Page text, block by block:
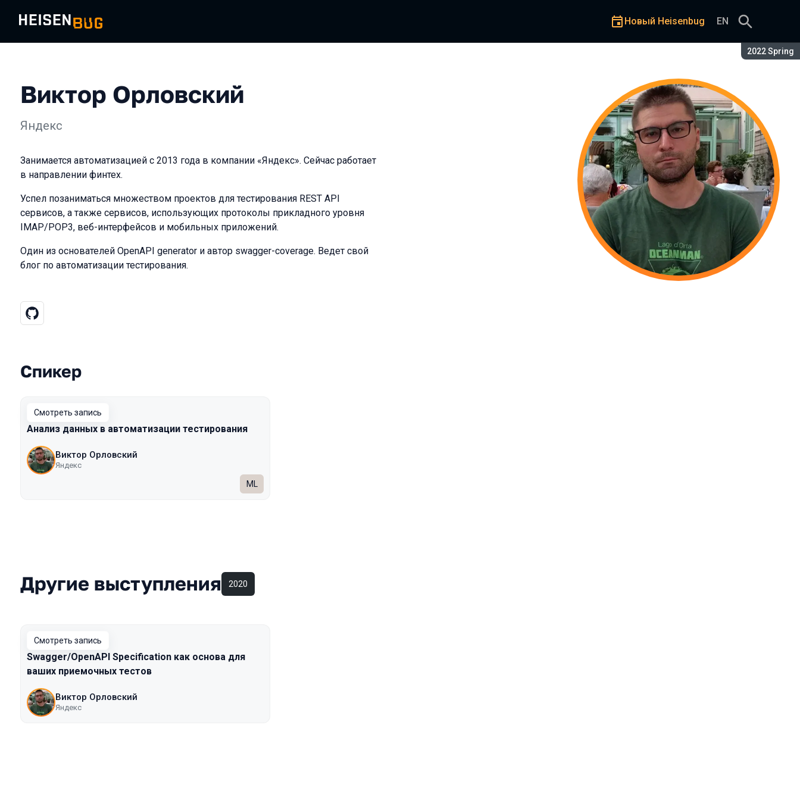
Сезон:
2022 Spring
Новый Heisenbug EN
Виктор Орловский
Яндекс
Занимается автоматизацией с 2013 года в компании «Яндекс». Сейчас работает
в направлении финтех.
Успел позаниматься множеством проектов для тестирования REST API
сервисов, а также сервисов, использующих протоколы прикладного уровня
IMAP/POP3, веб-интерфейсов и мобильных приложений.
Один из основателей OpenAPI generator и автор swagger-coverage. Ведет свой
блог по автоматизации тестирования.
Выступления в сезоне 2022 Spring
Спикер
Смотреть запись
Анализ данных в автоматизации тестирования
Виктор Орловский
Яндекс
ML
Другие выступления 2020
Смотреть запись
Swagger/OpenAPI Specification как основа для
ваших приемочных тестов
Виктор Орловский
Яндекс